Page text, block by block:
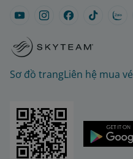
Sơ đồ trangLiên hệ mua vé